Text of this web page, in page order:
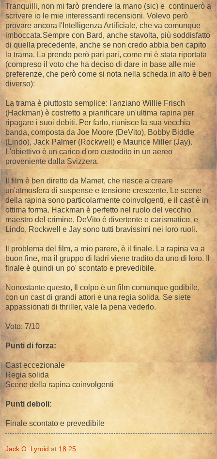
Tranquilli, non mi farò prendere la mano (sic) e continuerò a
scrivere io le mie interessanti recensioni. Volevo però
provare ancora l'Intelligenza Artificiale, che va comunque
imboccata.Sempre con Bard, anche stavolta, più soddisfatto
di quella precedente, anche se non credo abbia ben capito
la trama. La prendo però pari pari, come mi è stata riportata
(compreso il voto che ha deciso di dare in base alle mie
preferenze, che però come si nota nella scheda in alto è ben
diverso):
La trama è piuttosto semplice: l'anziano Willie Frisch
(Hackman) è costretto a pianificare un'ultima rapina per
ripagare i suoi debiti. Per farlo, riunisce la sua vecchia
banda, composta da Joe Moore (DeVito), Bobby Biddle
(Lindo), Jack Palmer (Rockwell) e Maurice Miller (Jay).
L'obiettivo è un carico d'oro custodito in un aereo
proveniente dalla Svizzera.
Il film è ben diretto da Mamet, che riesce a creare
un'atmosfera di suspense e tensione crescente. Le scene
della rapina sono particolarmente coinvolgenti, e il cast è in
ottima forma. Hackman è perfetto nel ruolo del vecchio
maestro del crimine, DeVito è divertente e carismatico, e
Lindo, Rockwell e Jay sono tutti bravissimi nei loro ruoli.
Il problema del film, a mio parere, è il finale. La rapina va a
buon fine, ma il gruppo di ladri viene tradito da uno di loro. Il
finale è quindi un po' scontato e prevedibile.
Nonostante questo, Il colpo è un film comunque godibile,
con un cast di grandi attori e una regia solida. Se siete
appassionati di thriller, vale la pena vederlo.
Voto: 7/10
Punti di forza:
Cast eccezionale
Regia solida
Scene della rapina coinvolgenti
Punti deboli:
Finale scontato e prevedibile
Jack O. Lyroid at 18:25